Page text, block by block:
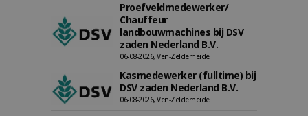
Proefveldmedewerker/
Chauffeur
landbouwmachines bij DSV
zaden Nederland B.V.
06-08-2026, Ven-Zelderheide
Kasmedewerker (fulltime) bij
DSV zaden Nederland B.V.
06-08-2026, Ven-Zelderheide